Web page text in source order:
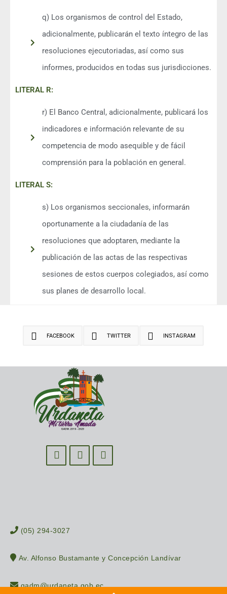
q) Los organismos de control del Estado,
adicionalmente, publicarán el texto íntegro de las
resoluciones ejecutoriadas, así como sus
informes, producidos en todas sus jurisdicciones.
LITERAL R:
r) El Banco Central, adicionalmente, publicará los
indicadores e información relevante de su
competencia de modo asequible y de fácil
comprensión para la población en general.
LITERAL S:
s) Los organismos seccionales, informarán
oportunamente a la ciudadanía de las
resoluciones que adoptaren, mediante la
publicación de las actas de las respectivas
sesiones de estos cuerpos colegiados, así como
sus planes de desarrollo local.
FACEBOOK TWITTER INSTAGRAM
(05) 294-3027
Av. Alfonso Bustamante y Concepción Landívar
gadm@urdaneta.gob.ec